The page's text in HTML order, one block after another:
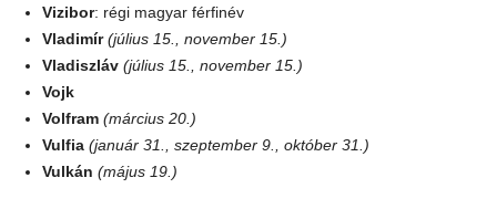
Vizibor: régi magyar férfinév
Vladimír (július 15., november 15.)
Vladiszláv (július 15., november 15.)
Vojk
Volfram (március 20.)
Vulfia (január 31., szeptember 9., október 31.)
Vulkán (május 19.)